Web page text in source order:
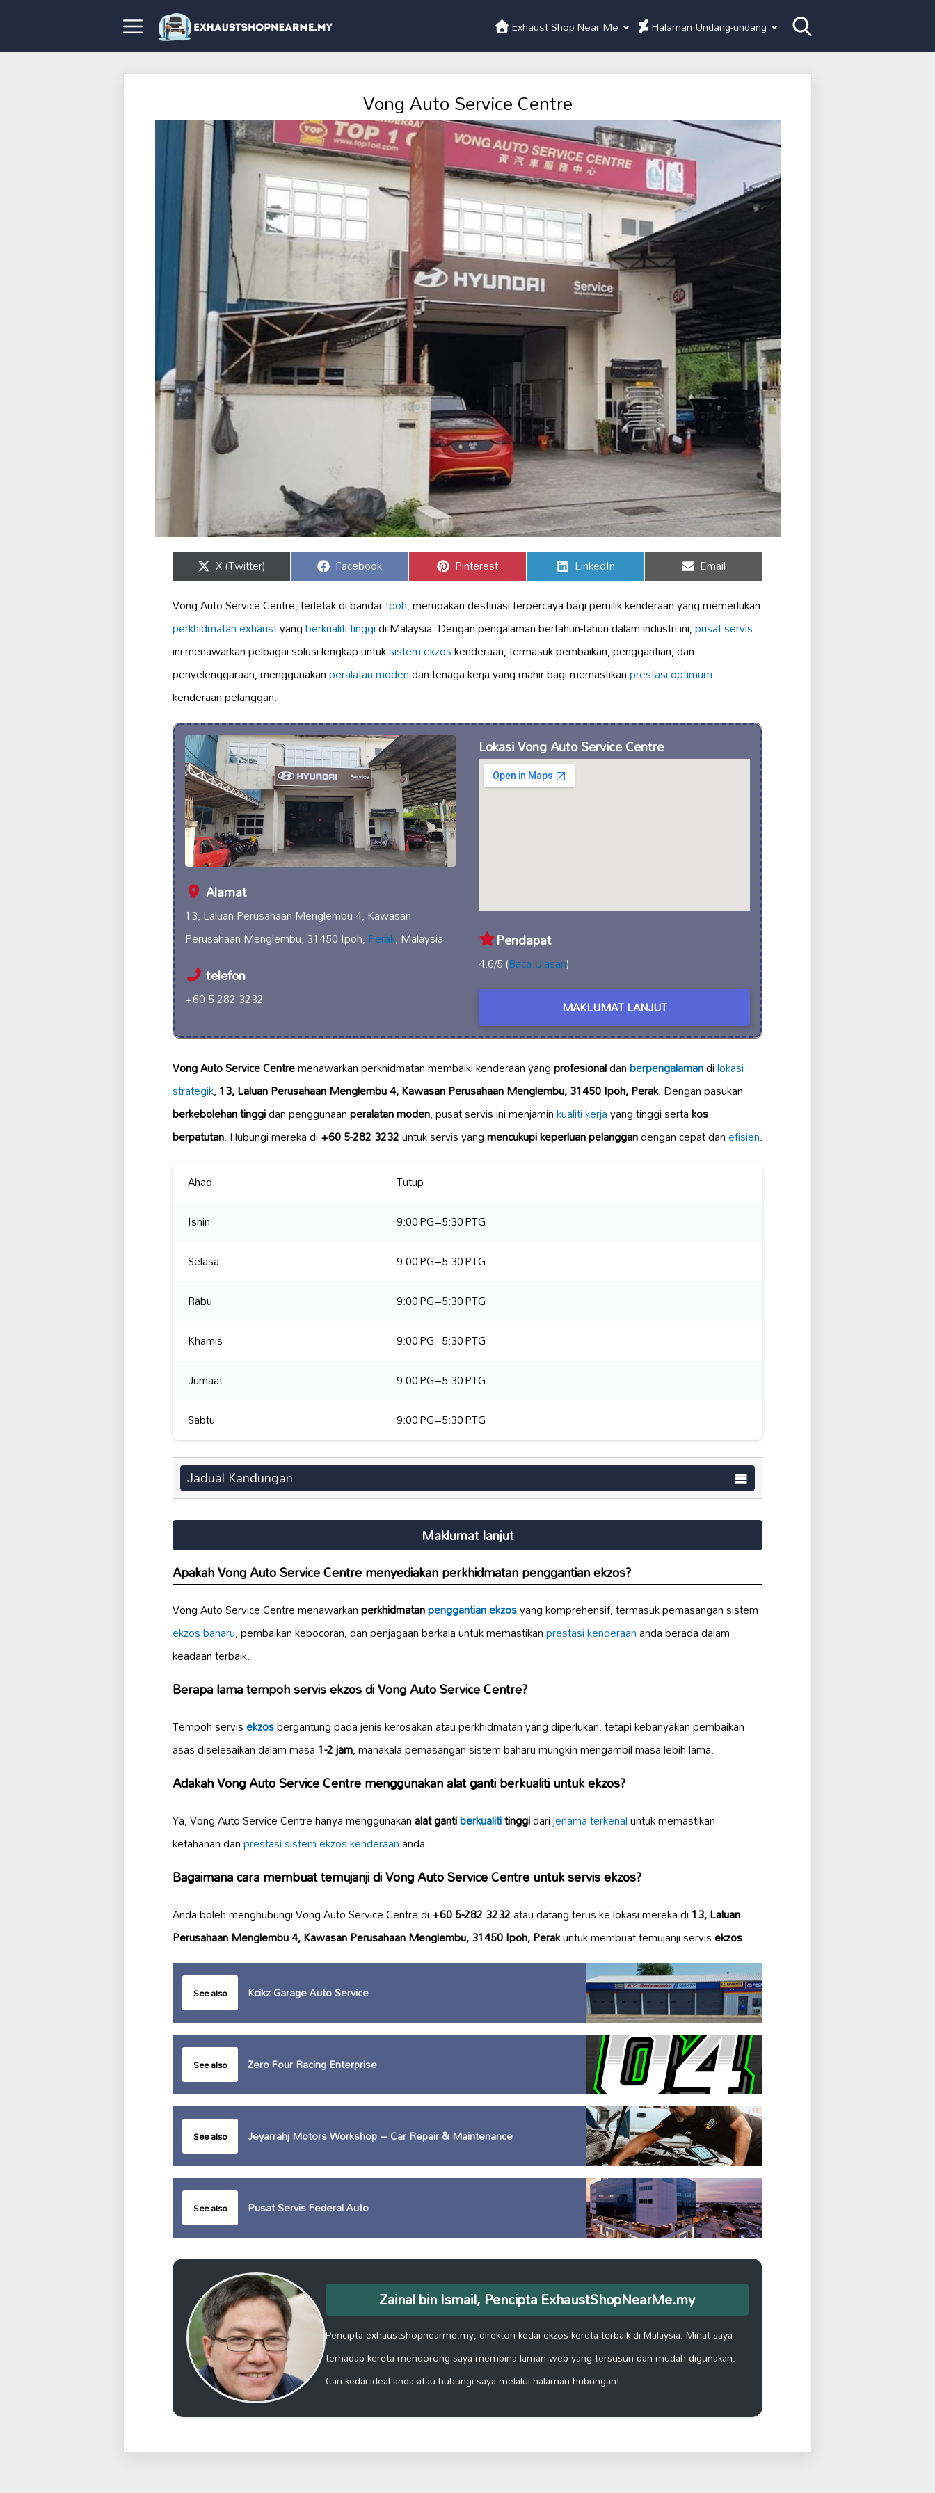
Exhaust Shop Near Me Halaman Undang-undang
Vong Auto Service Centre
Share
on
X (Twitter) Share
on
Facebook Share
on
Pinterest Share
on
LinkedIn Share
on
Email
Vong Auto Service Centre, terletak di bandarIpoh, merupakan destinasi terpercaya bagi pemilik kenderaan yang memerlukan
perkhidmatan exhaustyangberkualiti tinggidi Malaysia. Dengan pengalaman bertahun-tahun dalam industri ini,pusat servis
ini menawarkan pelbagai solusi lengkap untuksistem ekzoskenderaan, termasuk pembaikan, penggantian, dan
penyelenggaraan, menggunakanperalatan modendan tenaga kerja yang mahir bagi memastikanprestasi optimum
kenderaan pelanggan.
Alamat
13, Laluan Perusahaan Menglembu 4, Kawasan
Perusahaan Menglembu, 31450 Ipoh,Perak, Malaysia
telefon
+60 5-282 3232
Lokasi Vong Auto Service Centre
Pendapat
4.6/5 (Baca Ulasan)
MAKLUMAT LANJUT
Vong Auto Service Centremenawarkan perkhidmatan membaiki kenderaan yangprofesionaldanberpengalamandilokasi
strategik,13, Laluan Perusahaan Menglembu 4, Kawasan Perusahaan Menglembu, 31450 Ipoh, Perak. Dengan pasukan
berkebolehan tinggidan penggunaanperalatan moden, pusat servis ini menjaminkualiti kerjayang tinggi sertakos
berpatutan. Hubungi mereka di+60 5-282 3232untuk servis yangmencukupi keperluan pelanggandengan cepat danefisien.
Ahad
Tutup
Isnin
9:00 PG–5:30 PTG
Selasa
9:00 PG–5:30 PTG
Rabu
9:00 PG–5:30 PTG
Khamis
9:00 PG–5:30 PTG
Jumaat
9:00 PG–5:30 PTG
Sabtu
9:00 PG–5:30 PTG
Jadual Kandungan
Maklumat lanjut
Apakah Vong Auto Service Centre menyediakan perkhidmatanpenggantian ekzos?
Vong Auto Service Centre menawarkanperkhidmatanpenggantian ekzosyang komprehensif, termasuk pemasangan sistem
ekzos baharu, pembaikan kebocoran, dan penjagaan berkala untuk memastikanprestasi kenderaananda berada dalam
keadaan terbaik.
Berapa lama tempoh servisekzosdi Vong Auto Service Centre?
Tempoh servisekzosbergantung pada jenis kerosakan atau perkhidmatan yang diperlukan, tetapi kebanyakan pembaikan
asas diselesaikan dalam masa1-2 jam, manakala pemasangan sistem baharu mungkin mengambil masa lebih lama.
Adakah Vong Auto Service Centre menggunakanalat ganti berkualitiuntuk ekzos?
Ya, Vong Auto Service Centre hanya menggunakanalat gantiberkualititinggidarijenama terkenaluntuk memastikan
ketahanan danprestasisistem ekzos kenderaananda.
Bagaimana cara membuat temujanji di Vong Auto Service Centre untuk servisekzos?
Anda boleh menghubungi Vong Auto Service Centre di+60 5-282 3232atau datang terus ke lokasi mereka di13, Laluan
Perusahaan Menglembu 4, Kawasan Perusahaan Menglembu, 31450 Ipoh, Perakuntuk membuat temujanji servisekzos.
See also Kcikz Garage Auto Service
See also Zero Four Racing Enterprise
See also Jeyarrahj Motors Workshop – Car Repair & Maintenance
See also Pusat Servis Federal Auto
Zainal bin Ismail, Pencipta ExhaustShopNearMe.my
Pencipta exhaustshopnearme.my, direktori kedai ekzos kereta terbaik di Malaysia. Minat saya
terhadap kereta mendorong saya membina laman web yang tersusun dan mudah digunakan.
Cari kedai ideal anda atau hubungi saya melalui halaman hubungan!